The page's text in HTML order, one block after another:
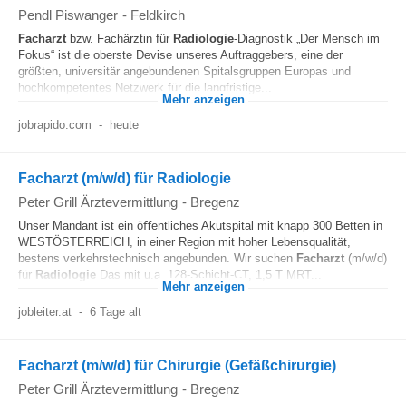
Pendl Piswanger - Feldkirch
Facharztbzw. Fachärztin für Radiologie-Diagnostik „Der Mensch im
Fokus“ ist die oberste Devise unseres Auftraggebers, eine der
größten, universitär angebundenen Spitalsgruppen Europas und
hochkompetentes Netzwerk für die langfristige...
Mehr anzeigen
jobrapido.com - heute
Facharzt (m/w/d) für Radiologie
Peter Grill Ärztevermittlung - Bregenz
Unser Mandant ist ein öﬀentliches Akutspital mit knapp 300 Betten in
WESTÖSTERREICH, in einer Region mit hoher Lebensqualität,
bestens verkehrstechnisch angebunden. Wir suchen Facharzt (m/w/d)
für Radiologie Das mit u.a. 128-Schicht-CT, 1,5 T MRT...
Mehr anzeigen
jobleiter.at - 6 Tage alt
Facharzt (m/w/d) für Chirurgie (Gefäßchirurgie)
Peter Grill Ärztevermittlung - Bregenz